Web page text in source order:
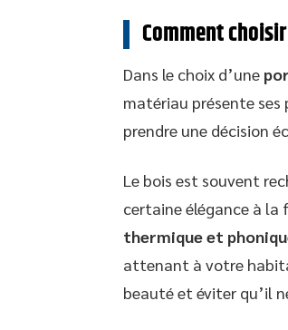
Comment
Dans le choix d’une
matériau présente ses
prendre une décision
Le bois est souvent
certaine élégance à
thermique et
attenant à votre
beauté et éviter qu’il